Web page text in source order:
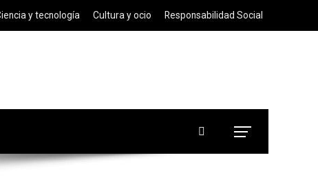
y tecnología Cultura y ocio Responsabilidad Social